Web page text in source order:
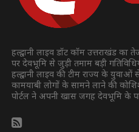
हल्द्वानी लाइव डॉट कॉम उत्तराखंड का
पर देवभूमि से जुड़ी तमाम बड़ी
हल्द्वानी लाइव की टीम राज्य के युवाओं
कामयाबी लोगों के सामने लाने की
पोर्टल ने अपनी खास जगह देवभूमि के